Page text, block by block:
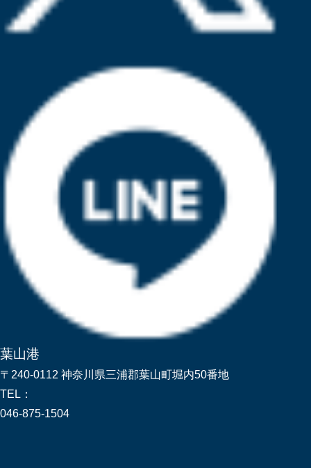
葉山港
〒240-0112 神奈川県三浦郡葉山町堀内50番地
TEL：
046-875-1504